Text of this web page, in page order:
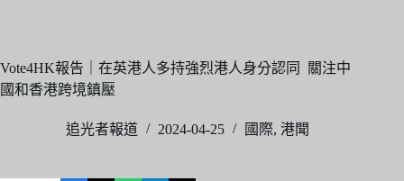
Vote4HK報告｜在英港人多持強烈港人身分認同 關注中
國和香港跨境鎮壓
追光者報道 2024-04-25 國際, 港聞